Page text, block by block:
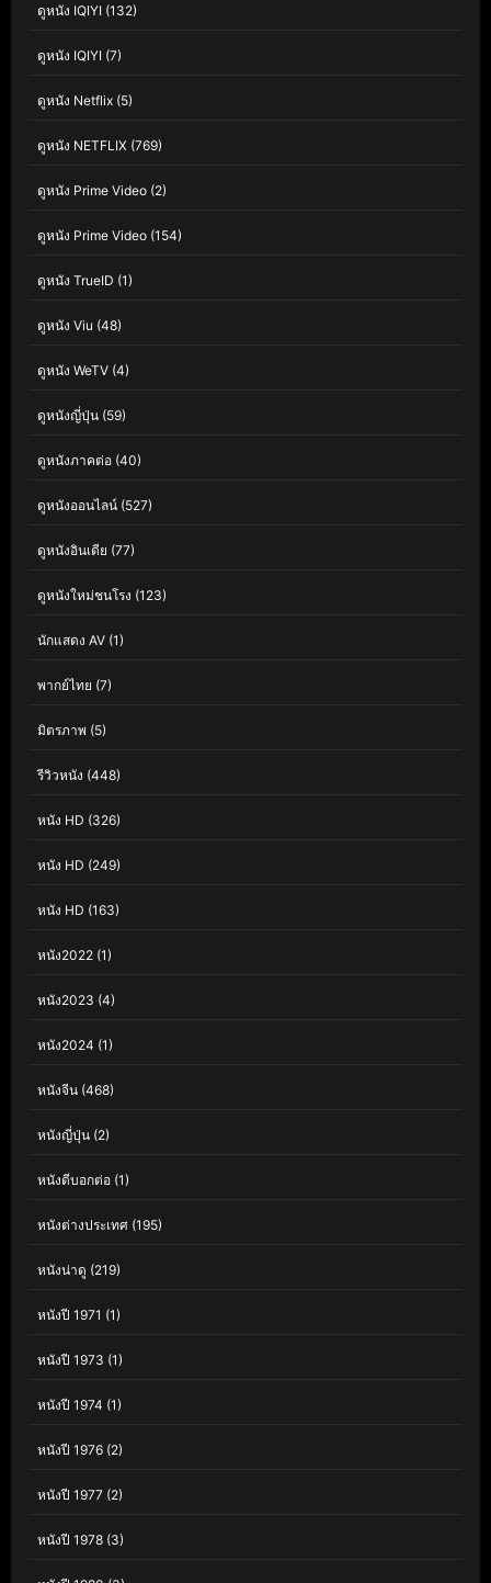
ดูหนัง IQIYI (132)
ดูหนัง IQIYI (7)
ดูหนัง Netflix (5)
ดูหนัง NETFLIX (769)
ดูหนัง Prime Video (2)
ดูหนัง Prime Video (154)
ดูหนัง TrueID (1)
ดูหนัง Viu (48)
ดูหนัง WeTV (4)
ดูหนังญี่ปุ่น (59)
ดูหนังภาคต่อ (40)
ดูหนังออนไลน์ (527)
ดูหนังอินเดีย (77)
ดูหนังใหม่ชนโรง (123)
นักแสดง AV (1)
พากย์ไทย (7)
มิตรภาพ (5)
รีวิวหนัง (448)
หนัง HD (326)
หนัง HD (249)
หนัง HD (163)
หนัง2022 (1)
หนัง2023 (4)
หนัง2024 (1)
หนังจีน (468)
หนังญี่ปุ่น (2)
หนังดีบอกต่อ (1)
หนังต่างประเทศ (195)
หนังน่าดู (219)
หนังปี 1971 (1)
หนังปี 1973 (1)
หนังปี 1974 (1)
หนังปี 1976 (2)
หนังปี 1977 (2)
หนังปี 1978 (3)